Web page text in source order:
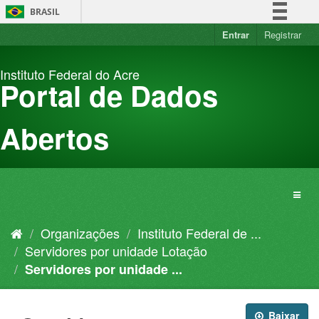
Pular
para
BRASIL
Simplifique!
Acesso à informação
Entrar Registrar
Instituto Federal do Acre
Portal de Dados
Abertos
Organizações
Instituto Federal de ...
Servidores por unidade Lotação
Servidores por unidade ...
Baixar